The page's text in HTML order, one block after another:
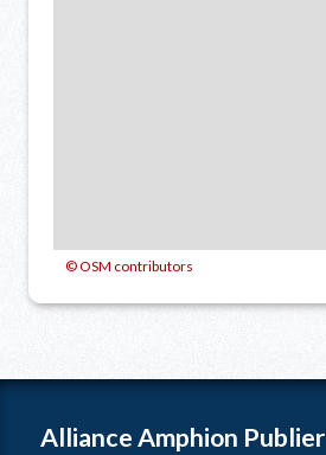
© OSM contributors
Alliance Amphion Publier